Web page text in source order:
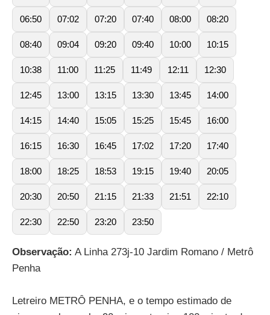
06:50 07:02 07:20 07:40 08:00 08:20
08:40 09:04 09:20 09:40 10:00 10:15
10:38 11:00 11:25 11:49 12:11 12:30
12:45 13:00 13:15 13:30 13:45 14:00
14:15 14:40 15:05 15:25 15:45 16:00
16:15 16:30 16:45 17:02 17:20 17:40
18:00 18:25 18:53 19:15 19:40 20:05
20:30 20:50 21:15 21:33 21:51 22:10
22:30 22:50 23:20 23:50
Observação: A Linha 273j-10 Jardim Romano / Metrô
Penha
Letreiro METRÔ PENHA, e o tempo estimado de